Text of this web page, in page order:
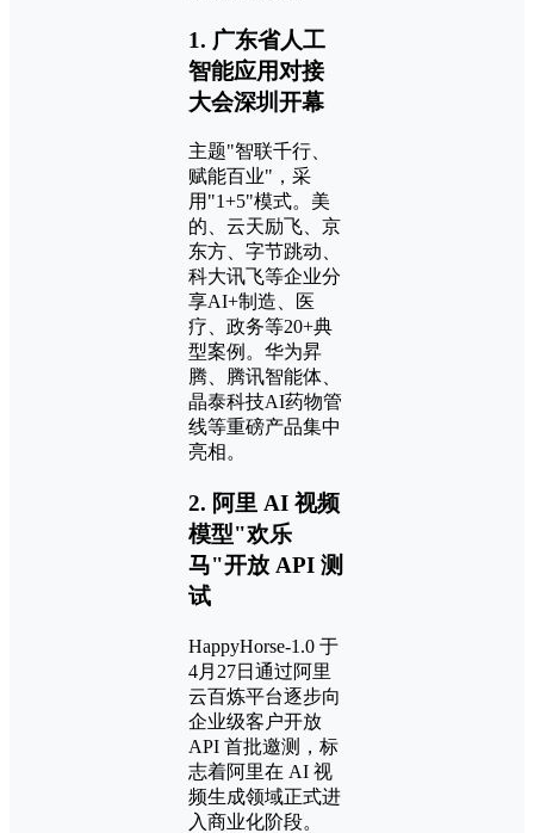
1. 广东省人工
智能应用对接
大会深圳开幕
主题"智联千行、
赋能百业"，采
用"1+5"模式。美
的、云天励飞、京
东方、字节跳动、
科大讯飞等企业分
享AI+制造、医
疗、政务等20+典
型案例。华为昇
腾、腾讯智能体、
晶泰科技AI药物管
线等重磅产品集中
亮相。
2. 阿里 AI 视频
模型"欢乐
马"开放 API 测
试
HappyHorse-1.0 于
4月27日通过阿里
云百炼平台逐步向
企业级客户开放
API 首批邀测，标
志着阿里在 AI 视
频生成领域正式进
入商业化阶段。